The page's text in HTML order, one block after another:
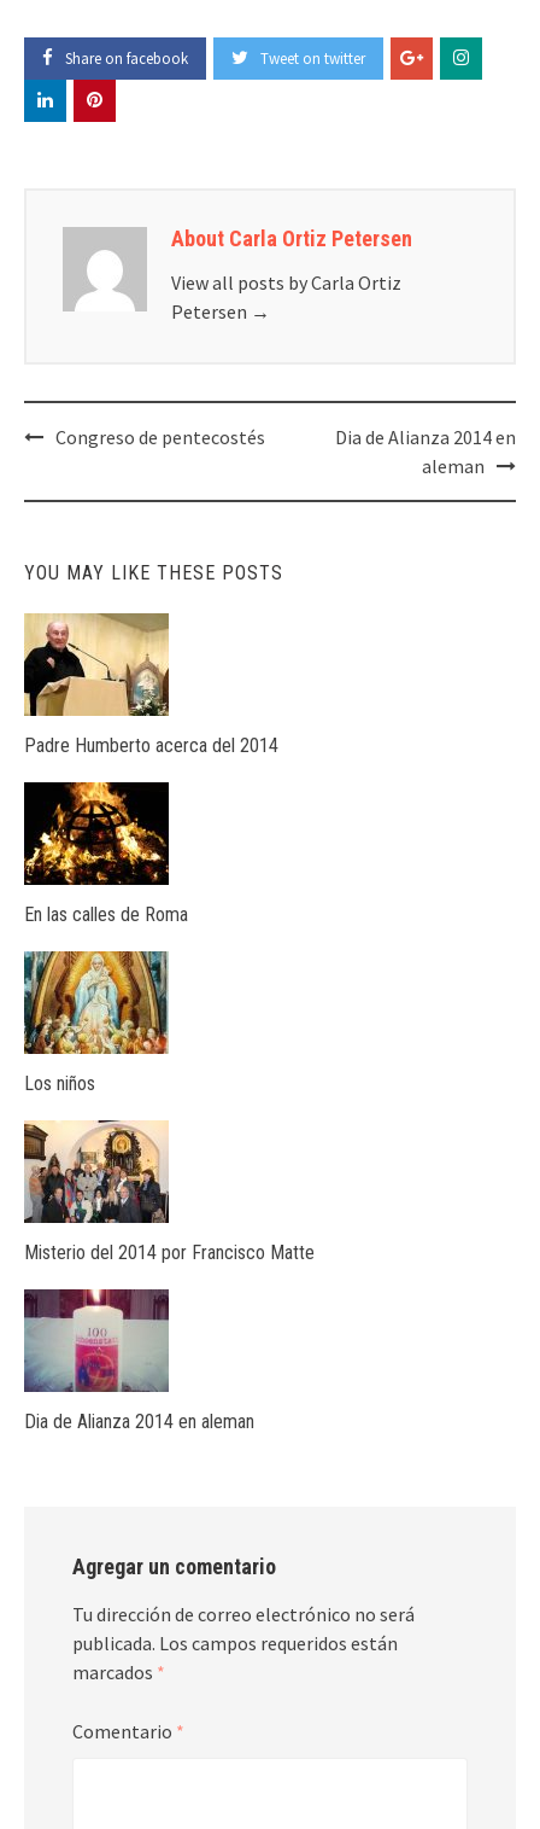
Share on facebook Tweet on twitter
About Carla Ortiz Petersen
View all posts by Carla Ortiz
Petersen →
PostCongreso de pentecostés
Dia de Alianza 2014 en
aleman
YOU MAY LIKE THESE POSTS
Padre Humberto acerca del 2014
En las calles de Roma
Los niños
Misterio del 2014 por Francisco Matte
Dia de Alianza 2014 en aleman
Agregar un comentario
Tu dirección de correo electrónico no será
publicada. Los campos requeridos están
marcados *
Comentario *